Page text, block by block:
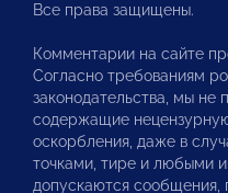
Все права защищены.
Комментарии на сайте
Согласно требованиям
законодательства, мы не
содержащие
оскорбления, даже в
точками, тире и любыми
допускаются